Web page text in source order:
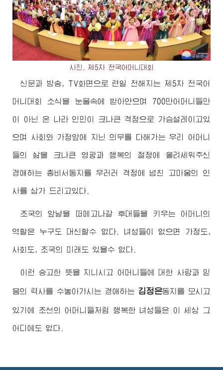
사진. 제5차 전국어머니대회
신문과 방송, TV화면으로 련일 전해지는 제5차 전국어
머니대회 소식을 눈물속에 받아안으며 700만어머니들만
이 아닌 온 나라 인민이 크나큰 격정으로 가슴설레이고있
으며 사회와 가정앞에 지닌 의무를 다해가는 우리 어머니
들의 삶을 크나큰 영광과 행복의 절정에 올려세워주신
경애하는 총비서동지 를 우러러 격정에 넘친 고마움의 인
사를 삼가 드리고있다.
조국의 앞날을 떠메고나갈 후대들을 키우는 어머니의
역할은 누구도 대신할수 없다. 녀성들이 없으면 가정도,
사회도, 조국의 미래도 있을수 없다.
이런 숭고한 뜻을 지니시고 어머니들에 대한 사랑과 믿
음의 력사를 수놓아가시는 경애하는 김정은동지 를 모시고
있기에 조선의 어머니들처럼 행복한 녀성들은 이 세상 그
어디에도 없다.